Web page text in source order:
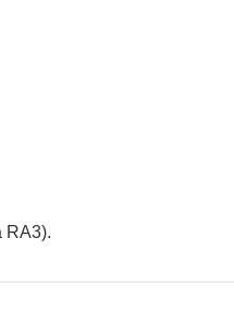
RA3).